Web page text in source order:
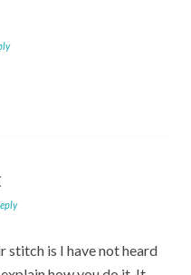
stitch is I have not heard